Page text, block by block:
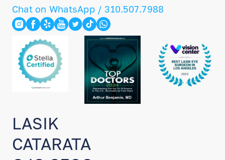
LASIK
CATARATA
Chat on WhatsApp / 310.507.7988